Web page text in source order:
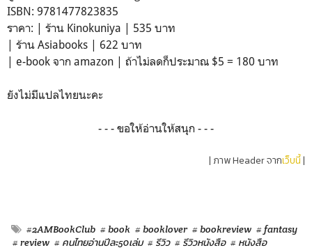
ISBN: 9781477823835
ราคา: | ร้าน Kinokuniya | 535 บาท
| ร้าน Asiabooks | 622 บาท
| e-book จาก amazon | ถ้าไม่ลดก็ประมาณ $5 = 180 บาท
ยังไม่มีแปลไทยนะคะ
- - - ขอให้อ่านให้สนุก - - -
| ภาพ Header จากเว็บนี้|
#2AMBookClub # book # booklover # bookreview # fantasy
# review # คนไทยอ่านปีละ50เล่ม # รีวิว # รีวิวหนังสือ # หนังสือ